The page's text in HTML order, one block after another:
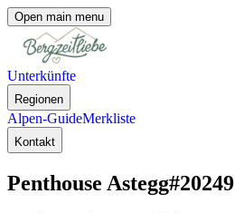
Open main menu
Unterkünfte
Regionen
Alpen-GuideMerkliste
Kontakt
Penthouse Astegg#20249